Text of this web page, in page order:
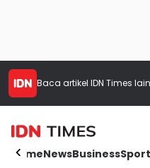
Baca artikel IDN Times
HomeNewsBusinessSport